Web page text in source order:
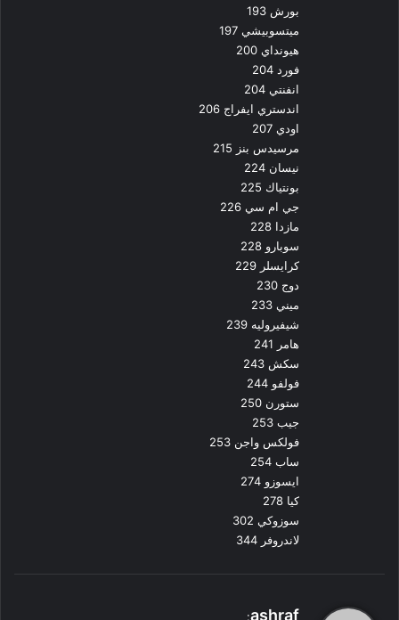
بورش 193
ميتسوبيشي 197
هيونداي 200
فورد 204
انفنتي 204
اندستري ايفراج 206
اودي 207
مرسيدس بنز 215
نيسان 224
بونتياك 225
جي ام سي 226
مازدا 228
سوبارو 228
كرايسلر 229
دوج 230
ميني 233
شيفيروليه 239
هامر 241
سكش 243
فولفو 244
ستورن 250
جيب 253
فولكس واجن 253
ساب 254
ايسوزو 274
كيا 278
سوزوكي 302
لاندروفر 344
يashraf
: